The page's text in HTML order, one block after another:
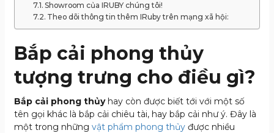
Showroom của IRUBY chúng tôi!
Theo dõi thông tin thêm IRuby trên mạng xã hội:
Bắp cải phong thủy
tượng trưng cho điều gì?
Bắp cải phong thủyhay còn được biết tới với một số
tên gọi khác là bắp cải chiêu tài, hay bắp cải như ý. Đây là
một trong những vật phẩm phong thủy được nhiều